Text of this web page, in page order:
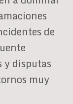
de
y disputas
muy